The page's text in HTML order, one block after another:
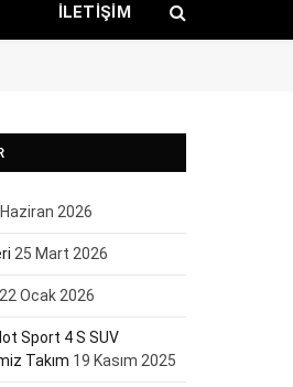
İLETİŞİM
2026
25 Mart 2026
22 Ocak 2026
Sport 4 S SUV
Takım 19 Kasım 2025